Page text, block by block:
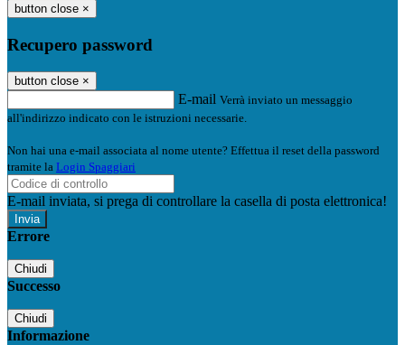
button close ×
Recupero password
button close ×
E-mail Verrà inviato un messaggio
all'indirizzo indicato con le istruzioni necessarie.
Non hai una e-mail associata al nome utente? Effettua il reset della password
tramite la Login Spaggiari
E-mail inviata, si prega di controllare la casella di posta elettronica!
Errore
Chiudi
Successo
Chiudi
Informazione